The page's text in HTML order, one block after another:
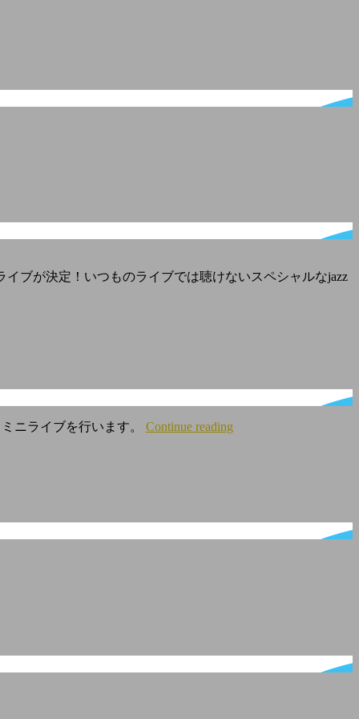
ブが決定！いつものライブでは聴けないスペシャルなjazz
ニライブを行います。 Continue reading